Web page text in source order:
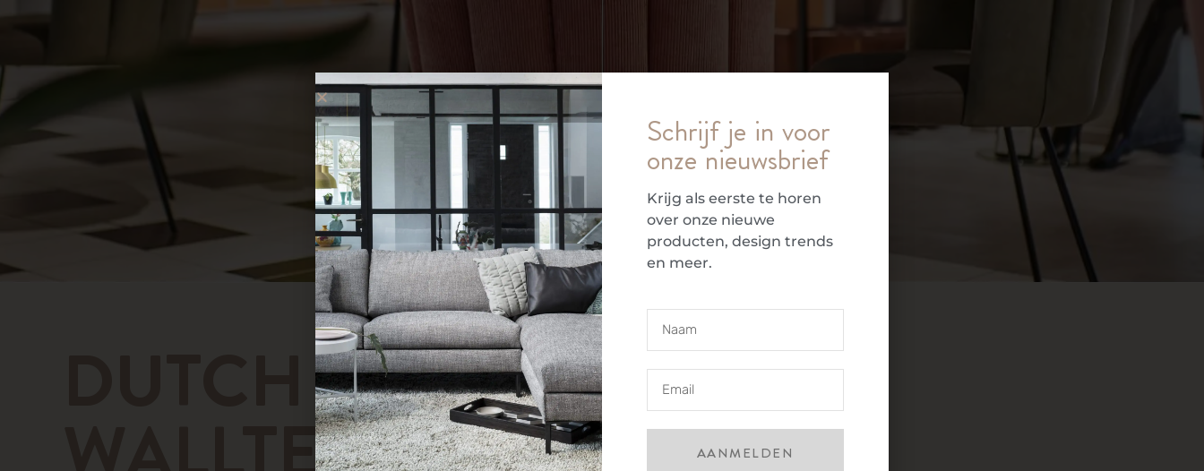
BEKIJK COLLECTIE
Schrijf je in voor
onze nieuwsbrief
Krijg als eerste te horen
over onze nieuwe
producten, design trends
en meer.
AANMELDEN